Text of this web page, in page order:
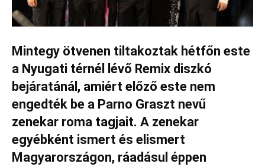
Mintegy ötvenen tiltakoztak hétfőn este
a Nyugati térnél lévő Remix diszkó
bejáratánál, amiért előző este nem
engedték be a Parno Graszt nevű
zenekar roma tagjait. A zenekar
egyébként ismert és elismert
Magyarországon, ráadásul éppen